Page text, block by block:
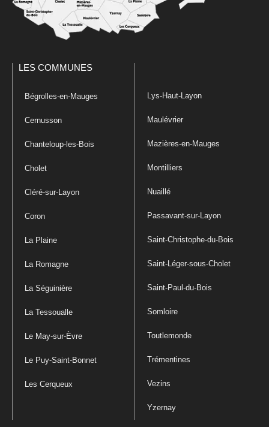
LES COMMUNES
Bégrolles-en-Mauges
Cernusson
Chanteloup-les-Bois
Cholet
Cléré-sur-Layon
Coron
La Plaine
La Romagne
La Séguinière
La Tessoualle
Le May-sur-Èvre
Le Puy-Saint-Bonnet
Les Cerqueux
Lys-Haut-Layon
Maulévrier
Mazières-en-Mauges
Montilliers
Nuaillé
Passavant-sur-Layon
Saint-Christophe-du-Bois
Saint-Léger-sous-Cholet
Saint-Paul-du-Bois
Somloire
Toutlemonde
Trémentines
Vezins
Yzernay